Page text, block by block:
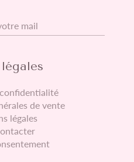
légales
de vente
légales